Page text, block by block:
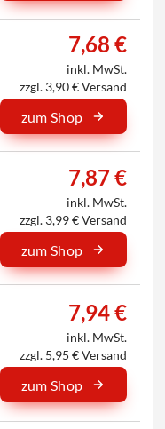
7,68 €
inkl. MwSt.
zzgl. 3,90 € Versand
zum Shop
7,87 €
inkl. MwSt.
zzgl. 3,99 € Versand
zum Shop
7,94 €
inkl. MwSt.
zzgl. 5,95 € Versand
zum Shop